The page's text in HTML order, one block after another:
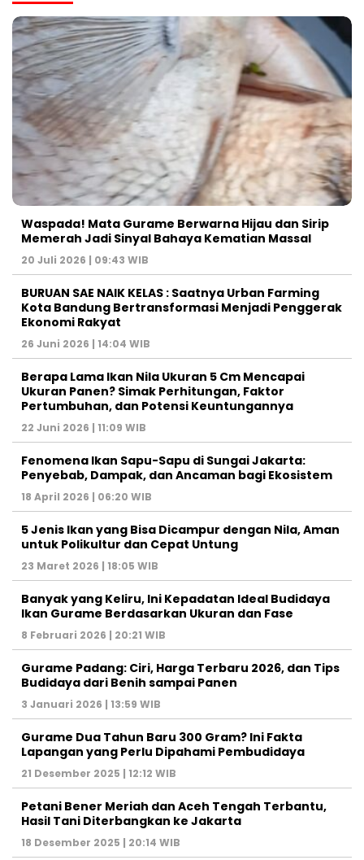
Waspada! Mata Gurame Berwarna Hijau dan Sirip
Memerah Jadi Sinyal Bahaya Kematian Massal
20 Juli 2026 | 09:43 WIB
BURUAN SAE NAIK KELAS : Saatnya Urban Farming
Kota Bandung Bertransformasi Menjadi Penggerak
Ekonomi Rakyat
26 Juni 2026 | 14:04 WIB
Berapa Lama Ikan Nila Ukuran 5 Cm Mencapai
Ukuran Panen? Simak Perhitungan, Faktor
Pertumbuhan, dan Potensi Keuntungannya
22 Juni 2026 | 11:09 WIB
Fenomena Ikan Sapu-Sapu di Sungai Jakarta:
Penyebab, Dampak, dan Ancaman bagi Ekosistem
18 April 2026 | 06:20 WIB
5 Jenis Ikan yang Bisa Dicampur dengan Nila, Aman
untuk Polikultur dan Cepat Untung
23 Maret 2026 | 18:05 WIB
Banyak yang Keliru, Ini Kepadatan Ideal Budidaya
Ikan Gurame Berdasarkan Ukuran dan Fase
8 Februari 2026 | 20:21 WIB
Gurame Padang: Ciri, Harga Terbaru 2026, dan Tips
Budidaya dari Benih sampai Panen
3 Januari 2026 | 13:59 WIB
Gurame Dua Tahun Baru 300 Gram? Ini Fakta
Lapangan yang Perlu Dipahami Pembudidaya
21 Desember 2025 | 12:12 WIB
Petani Bener Meriah dan Aceh Tengah Terbantu,
Hasil Tani Diterbangkan ke Jakarta
18 Desember 2025 | 20:14 WIB